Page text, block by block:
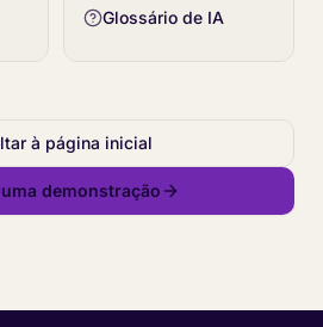
Glossário de IA
à página inicial
demonstração